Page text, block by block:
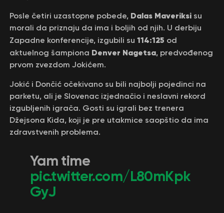
Posle četiri uzastopne pobede, Dalas Maveriksisu
morali da priznaju da ima i boljih od njih. U derbiju
Zapadne konferencije, izgubili su 114:125 od
aktuelnog šampiona Denver Nagetsa, predvođenog
prvom zvezdom Jokićem.
Jokić i Dončić očekivano su bili najbolji pojedinci na
parketu, ali je Slovenac izjednačio i neslavni rekord
izgubljenih igrača. Gosti su igrali bez trenera
Džejsona Kida, koji je pre utakmice saopštio da ima
zdravstvenih problema.
Yam time
pic.twitter.com/L80mKpk
GyJ